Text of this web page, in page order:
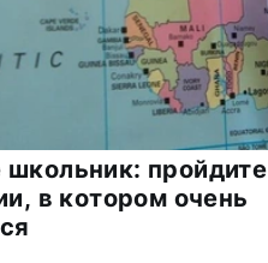
пройдите
в котором очень